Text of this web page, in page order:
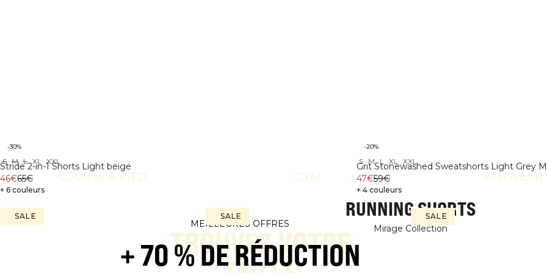
-30%
S M L XL XXL
Stride 2-in-1 Shorts Light beige
46€65€
+ 6 couleurs
-20%
S M L XL XXL
Grit Stonewashed Sweatshorts Light Grey
47€59€
+ 4 couleurs
TROUVEZ VOTRE
SALE
COURSE À PIED
SALE
GYM
SALE
ATHWEAR
MEILLEURES OFFRES
+ 70 % DE RÉDUCTION
RUNNING SHORTS
Mirage Collection